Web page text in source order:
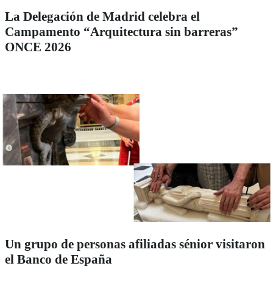
La Delegación de Madrid celebra el
Campamento “Arquitectura sin barreras”
ONCE 2026
Un grupo de personas afiliadas sénior visitaron
el Banco de España